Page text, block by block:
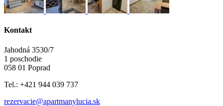
Kontakt
Jahodná 3530/7
1 poschodie
058 01 Poprad
Tel.: +421 944 039 737
rezervacie@apartmanylucia.sk